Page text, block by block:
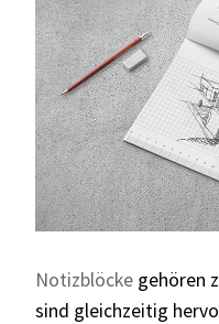
Notizblöcke gehören
sind gleichzeitig